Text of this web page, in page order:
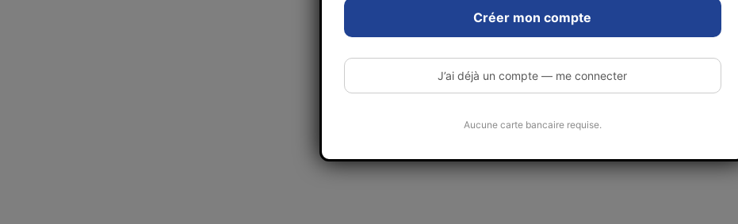
Créer mon compte
J’ai déjà un compte — me connecter
Aucune carte bancaire requise.